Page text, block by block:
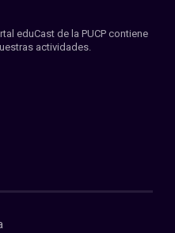
eduCast de la PUCP contiene
actividades.